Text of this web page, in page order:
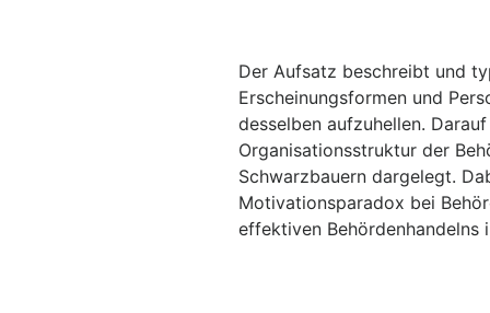
Der Aufsatz beschreibt und
Erscheinungsformen und
desselben aufzuhellen.
Organisationsstruktur der
Schwarzbauern dargelegt.
Motivationsparadox bei
effektiven Behördenhandelns